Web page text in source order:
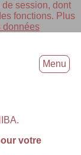
session, dont
fonctions. Plus
données
votre
Menu